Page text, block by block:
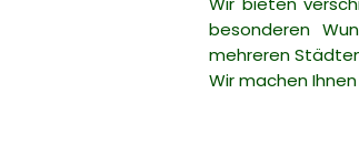
besonderen
mehreren
Wir machen